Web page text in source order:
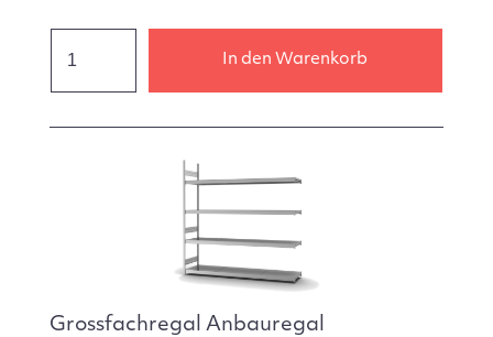
In den Warenkorb
Grossfachregal Anbauregal